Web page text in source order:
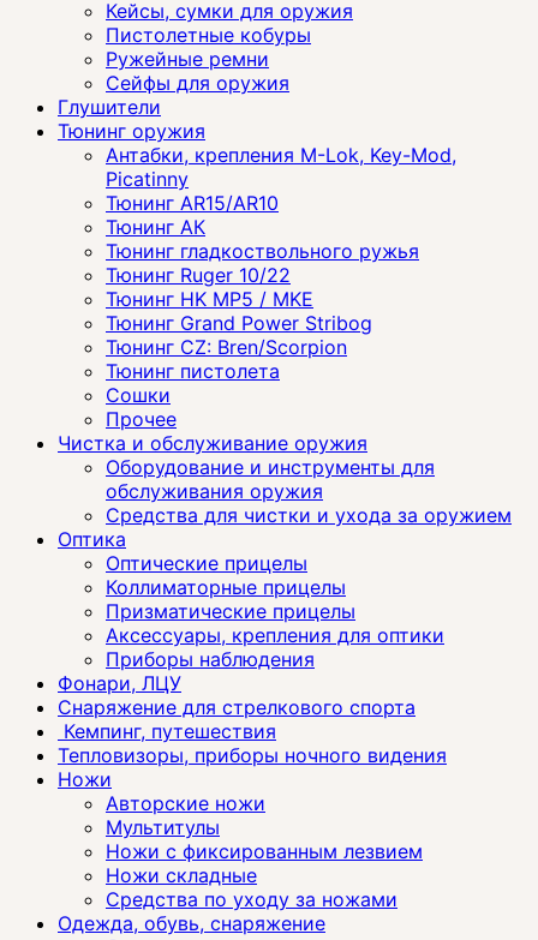
Кейсы, сумки для оружия
Пистолетные кобуры
Ружейные ремни
Сейфы для оружия
Глушители
Тюнинг оружия
Антабки, крепления M-Lok, Key-Mod,
Picatinny
Тюнинг AR15/AR10
Тюнинг АК
Тюнинг гладкоствольного ружья
Тюнинг Ruger 10/22
Тюнинг HK MP5 / MKE
Тюнинг Grand Power Stribog
Тюнинг CZ: Bren/Scorpion
Тюнинг пистолета
Сошки
Прочее
Чистка и обслуживание оружия
Оборудование и инструменты для
обслуживания оружия
Средства для чистки и ухода за оружием
Оптика
Оптические прицелы
Коллиматорные прицелы
Призматические прицелы
Аксессуары, крепления для оптики
Приборы наблюдения
Фонари, ЛЦУ
Снаряжение для стрелкового спорта
Кемпинг, путешествия
Тепловизоры, приборы ночного видения
Ножи
Авторские ножи
Мультитулы
Ножи с фиксированным лезвием
Ножи складные
Средства по уходу за ножами
Одежда, обувь, снаряжение